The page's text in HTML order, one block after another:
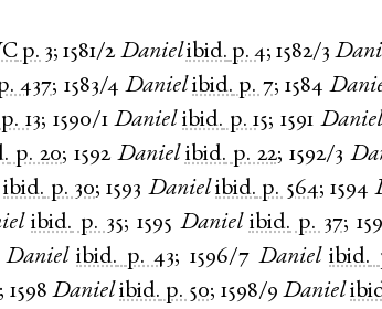
p. 3;1581/2 Daniel ibid. p. 4;1582/3
437; 1583/4 Daniel ibid. p. 7; 1584
p. 13; 1590/1 Daniel ibid. p. 15; 1591 Daniel
p. 20;1592 Daniel ibid. p. 22; 1592/3
ibid. p. 30;1593 Daniel ibid. p. 564;1594
ibid. p. 35; 1595 Daniel ibid. p. 37;
Daniel ibid. p. 43; 1596/7 Daniel ibid.
; 1598 Daniel ibid. p. 50; 1598/9 Daniel